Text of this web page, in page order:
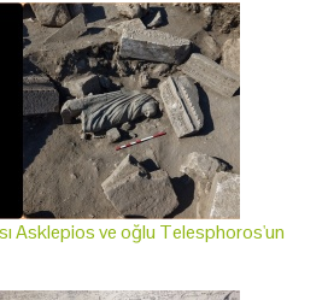
Asklepios ve oğlu Telesphoros'un